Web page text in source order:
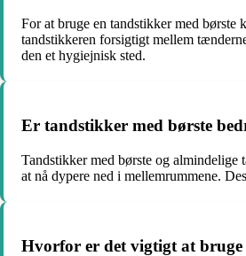
For at bruge en tandstikker med børste
tandstikkeren forsigtigt mellem
den et hygiejnisk sted.
Er tandstikker med børste
Tandstikker med børste og
at nå dypere ned i mellemrummene.
Hvorfor er det vigtigt at bruge